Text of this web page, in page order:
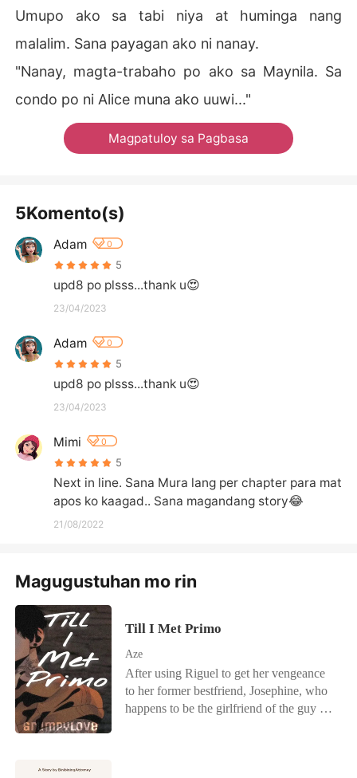
Umupo ako sa tabi niya at huminga nang
malalim. Sana payagan ako ni nanay.
"Nanay, magta-trabaho po ako sa Maynila. Sa
condo po ni Alice muna ako uuwi..."
Magpatuloy sa Pagbasa
5Komento(s)
Adam 0
5
upd8 po plsss...thank u😍
23/04/2023
Adam 0
5
upd8 po plsss...thank u😍
23/04/2023
Mimi 0
5
Next in line. Sana Mura lang per chapter para mat
apos ko kaagad.. Sana magandang story😂
21/08/2022
Magugustuhan mo rin
Till I Met Primo
Aze
After using Riguel to get her vengeance
to her former bestfriend, Josephine, who
happens to be the girlfriend of the guy she